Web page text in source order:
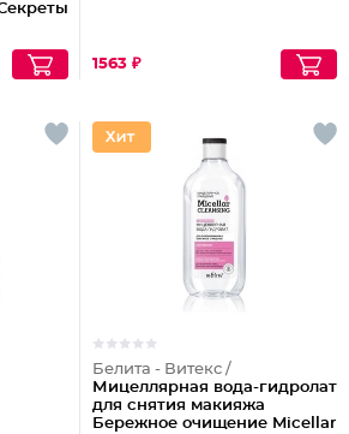
1563 ₽
Белита - Витекс /
Мицеллярная вода-гидролат
для снятия макияжа
Бережное очищение Micellar